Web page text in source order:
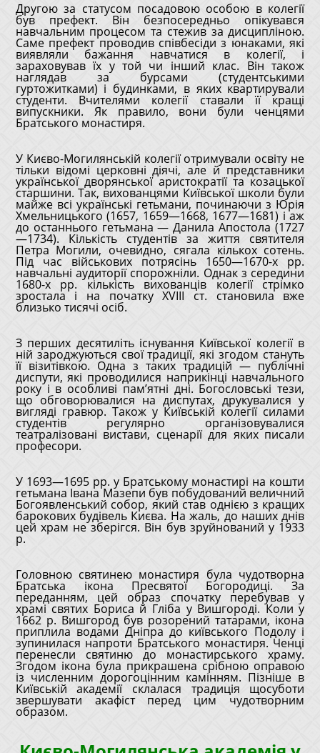
Другою за статусом посадовою особою в колегії
був префект. Він безпосередньо опікувався
навчальним процесом та стежив за дисципліною.
Саме префект проводив співбесіди з юнаками, які
виявляли бажання навчатися в колегії, і
зараховував їх у той чи інший клас. Він також
наглядав за бурсами (студентськими
гуртожитками) і будинками, в яких квартирували
студенти. Вчителями колегії ставали її кращі
випускники. Як правило, вони були ченцями
Братського монастиря.
У Києво-Могилянській колегії отримували освіту не
тільки відомі церковні діячі, але й представники
української дворянської аристократії та козацької
старшини. Так, вихованцями Київської школи були
майже всі українські гетьмани, починаючи з Юрія
Хмельницького (1657, 1659—1668, 1677—1681) і аж
до останнього гетьмана — Данила Апостола (1727
—1734). Кількість студентів за життя святителя
Петра Могили, очевидно, сягала кількох сотень.
Під час військових потрясінь 1650—1670-х рр.
навчальні аудиторії спорожніли. Однак з середини
1680-х рр. кількість вихованців колегії стрімко
зростала і на початку XVIII ст. становила вже
близько тисячі осіб.
З перших десятиліть існування Київської колегії в
ній зароджуються свої традиції, які згодом стануть
її візитівкою. Одна з таких традицій — публічні
диспути, які проводилися наприкінці навчального
року і в особливі пам’ятні дні. Богословські тези,
що обговорювалися на диспутах, друкувалися у
вигляді гравюр. Також у Київській колегії силами
студентів регулярно організовувалися
театралізовані вистави, сценарії для яких писали
професори.
У 1693—1695 рр. у Братському монастирі на кошти
гетьмана Івана Мазепи був побудований величний
Богоявленський собор, який став однією з кращих
барокових будівель Києва. На жаль, до наших днів
цей храм не зберігся. Він був зруйнований у 1933
р.
Головною святинею монастиря була чудотворна
Братська ікона Пресвятої Богородиці. За
переданням, цей образ спочатку перебував у
храмі святих Бориса й Гліба у Вишгороді. Коли у
1662 р. Вишгород був розорений татарами, ікона
приплила водами Дніпра до київського Подолу і
зупинилася напроти Братського монастиря. Ченці
перенесли святиню до монастирського храму.
Згодом ікона була прикрашена срібною оправою
із численним дорогоцінним камінням. Пізніше в
Київській академії склалася традиція щосуботи
звершувати акафіст перед цим чудотворним
образом.